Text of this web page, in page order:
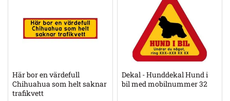
Här bor en värdefull
Chihuahua som helt saknar
trafikvett
Dekal - Hunddekal Hund i
bil med mobilnummer 32